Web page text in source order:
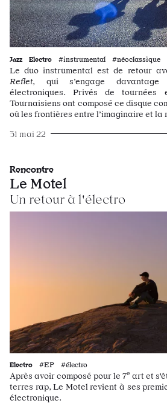
Jazz Electro #instrumental #néoclassique
Le duo instrumental est de retour
Reflet, qui s’engage
électroniques. Privés de tournées
Tournaisiens ont composé ce disque
où les frontières entre l’imaginaire et la
31 mai 22
Rencontre
Le Motel
Un retour à l'électro
Electro #EP #électro
Après avoir composé pour le 7e art et
terres rap, Le Motel revient à ses
électronique.